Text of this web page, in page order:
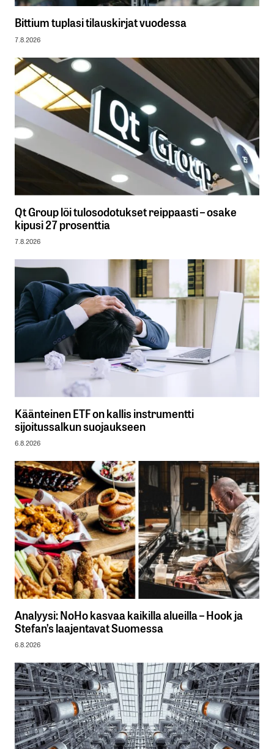
Bittium tuplasi tilauskirjat vuodessa
7.8.2026
Qt Group löi tulosodotukset reippaasti – osake
kipusi 27 prosenttia
7.8.2026
Käänteinen ETF on kallis instrumentti
sijoitussalkun suojaukseen
6.8.2026
Analyysi: NoHo kasvaa kaikilla alueilla – Hook ja
Stefan’s laajentavat Suomessa
6.8.2026